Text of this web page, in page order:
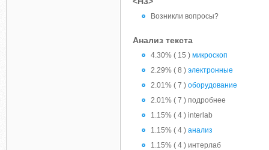
Возникли вопросы?
Анализ текста
4.30% ( 15 ) микроскоп
2.29% ( 8 ) электронные
2.01% ( 7 ) оборудование
2.01% ( 7 ) подробнее
1.15% ( 4 ) interlab
1.15% ( 4 ) анализ
1.15% ( 4 ) интерлаб